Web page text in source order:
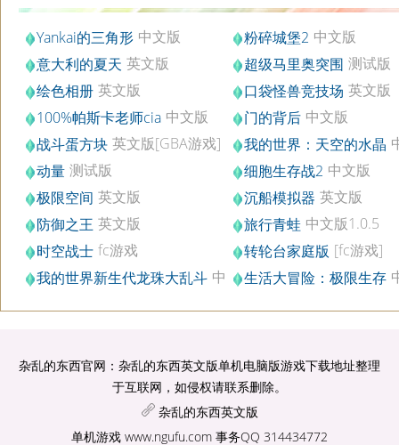
Yankai的三角形 中文版 粉碎城堡2 中文版
意大利的夏天 英文版 超级马里奥突围 测试版
绘色相册 英文版 口袋怪兽竞技场 英文版
100%帕斯卡老师cia 中文版 门的背后 中文版
战斗蛋方块 英文版[GBA游戏] 我的世界：天空的水晶
文版1.7.10
动量 测试版 细胞生存战2 中文版
极限空间 英文版 沉船模拟器 英文版
防御之王 英文版 旅行青蛙 中文版1.0.5
时空战士 fc游戏 转轮台家庭版 [fc游戏]
我的世界新生代龙珠大乱斗 中
生活大冒险：极限生存
杂乱的东西官网：杂乱的东西英文版单机电脑版游戏下载地址整理
于互联网，如侵权请联系删除。
杂乱的东西英文版
单机游戏 www.ngufu.com 事务QQ 314434772